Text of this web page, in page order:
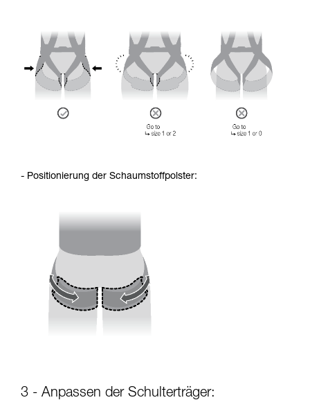
- Positionierung der Schaumstoffpolster:
3 - Anpassen der Schulterträger: